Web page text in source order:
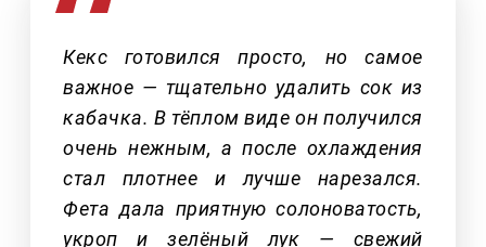
Кекс готовился просто, но самое
важное — тщательно удалить сок из
кабачка. В тёплом виде он получился
очень нежным, а после охлаждения
стал плотнее и лучше нарезался.
Фета дала приятную солоноватость,
укроп и зелёный лук — свежий